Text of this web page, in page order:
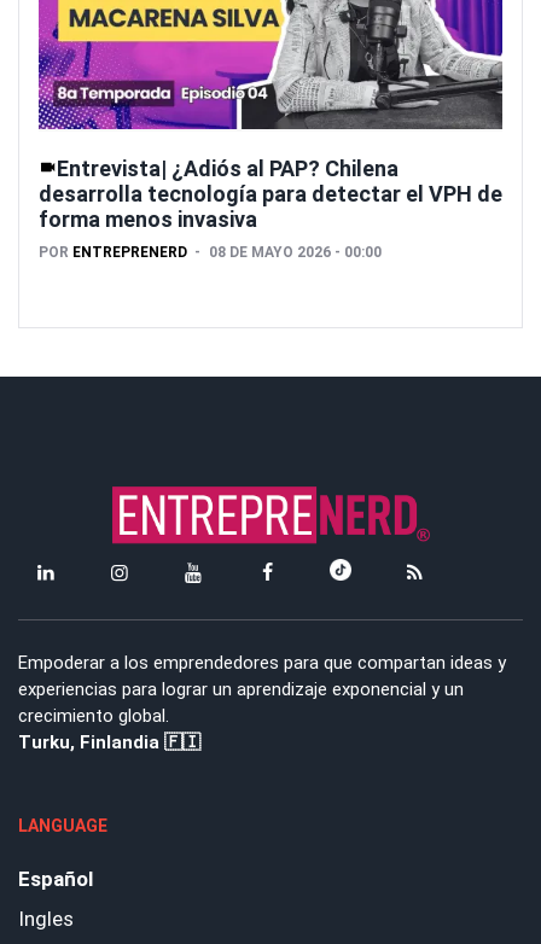
Entrevista| ¿Adiós al PAP? Chilena
desarrolla tecnología para detectar el VPH de
forma menos invasiva
POR ENTREPRENERD 08 DE MAYO 2026 - 00:00
Empoderar a los emprendedores para que compartan ideas y
experiencias para lograr un aprendizaje exponencial y un
crecimiento global.
Turku, Finlandia 🇫🇮
LANGUAGE
Español
Ingles